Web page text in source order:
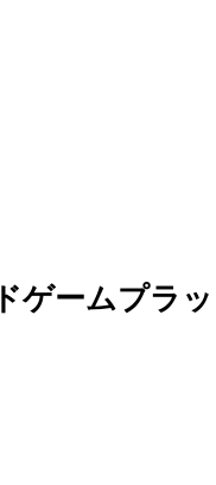
ゲームプラ